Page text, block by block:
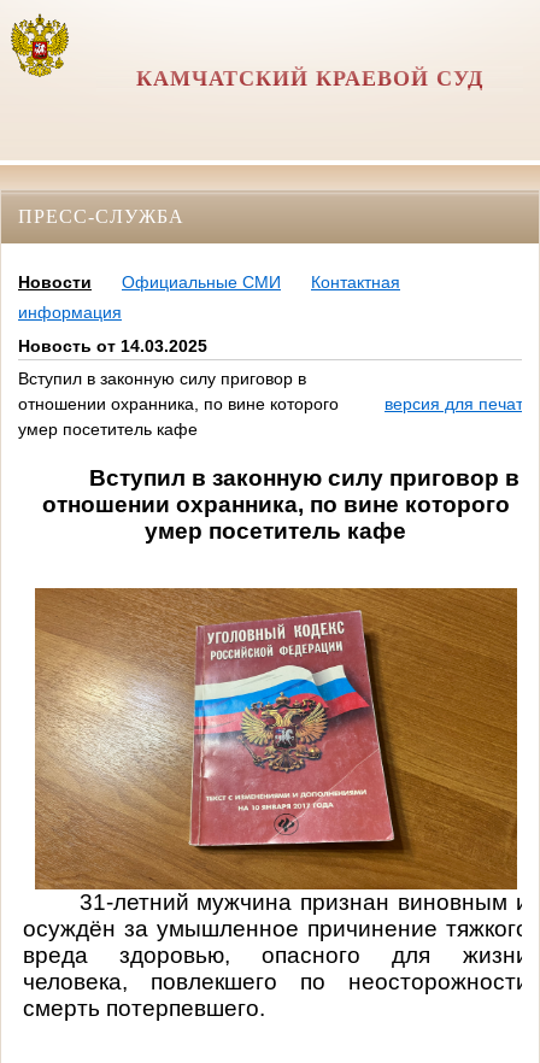
КАМЧАТСКИЙ КРАЕВОЙ СУД
ПРЕСС-СЛУЖБА
Новости Официальные СМИ
Контактная
информация
Новость от 14.03.2025
Вступил в законную силу приговор в
отношении охранника, по вине которого
умер посетитель кафе
версия для печати
Вступил в законную силу приговор в
отношении охранника, по вине которого
умер посетитель кафе
31-летний мужчина признан виновным и
осуждён за умышленное причинение тяжкого
вреда здоровью, опасного для жизни
человека, повлекшего по неосторожности
смерть потерпевшего.